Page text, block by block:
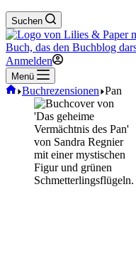
Suchen
Anmelden
Menü
Start
Buchrezensionen Pan